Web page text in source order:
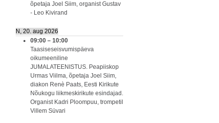
õpetaja Joel Siim, organist Gustav
- Leo Kivirand
N, 20. aug 2026
09:00 – 10:00
Taasiseseisvumispäeva
oikumeeniline
JUMALATEENISTUS. Peapiiskop
Urmas Viilma, õpetaja Joel Siim,
diakon Renè Paats, Eesti Kirikute
Nõukogu liikmeskirikute esindajad.
Organist Kadri Ploompuu, trompetil
Villem Süvari